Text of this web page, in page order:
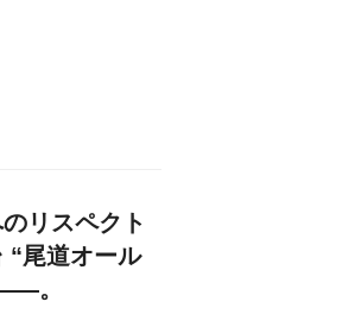
リスペクト
“尾道オール
。